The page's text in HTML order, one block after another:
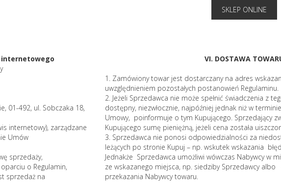
SKLEP ONLINE
VI. DOSTAWA
1. Zamówiony towar jest dostarczany na adres
uwzględnieniem pozostałych postanowień Regulaminu.
2. Jeżeli Sprzedawca nie może spełnić świadczenia z
dostępny, niezwłocznie, najpóźniej jednak niż w
Umowy, poinformuje o tym Kupującego. Sprzedający
Kupującego sumę pieniężną, jeżeli cena została
3. Sprzedawca nie ponosi odpowiedzialności za
leżących po stronie Kupuj – np. wskutek wskazania
Jednakże Sprzedawca umożliwi wówczas Nabywcy w
ze wskazanego miejsca, np. siedziby Sprzedawcy
przekazania Nabywcy towaru.
01-492, ul. Sobczaka 18,
internetowy), zarządzane
Umów
sprzedaży,
o Regulamin,
sprzedaż na